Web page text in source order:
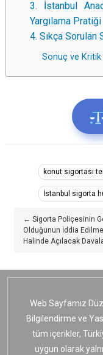
3. İstanbul
Yargılama Pratiği
4. Sıkça Sorulan
Sonuç ve Kritik
konut sigortası
İstanbul sigorta
← Sigorta Poliçesinin
Olduğunun İddia
Halinde Açılacak
Web Sayfamız
Bilgilendirme ve
tüm içerikler,
uygun olarak